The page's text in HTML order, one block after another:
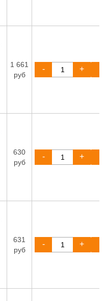
1 661
руб
- +
630
руб
- +
631
руб
- +